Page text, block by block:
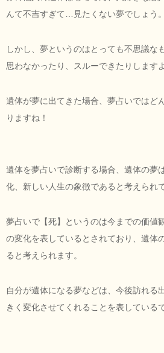
んて不吉すぎて…見たくない夢でしょう。
しかし、夢というのはとっても不思議な
思わなかったり、スルーできたりしますよ
遺体が夢に出てきた場合、夢占いではど
りますね！
遺体を夢占いで診断する場合、遺体の夢
化、新しい人生の象徴であると考えられ
夢占いで【死】というのは今までの価値
の変化を表しているとされており、遺体
ると考えられます。
自分が遺体になる夢などは、今後訪れる
きく変化させてくれることを表している